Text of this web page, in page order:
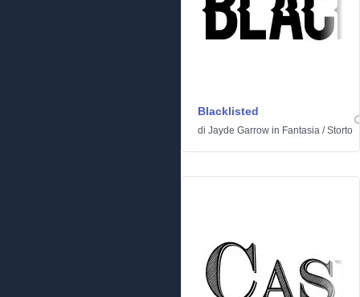
Blacklisted
di Jayde Garrow in Fantasia /Storto